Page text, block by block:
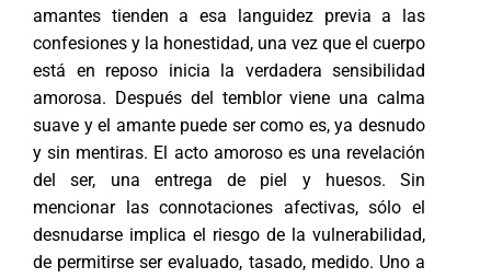
amantes tienden a esa languidez previa a las
confesiones y la honestidad, una vez que el cuerpo
está en reposo inicia la verdadera sensibilidad
amorosa. Después del temblor viene una calma
suave y el amante puede ser como es, ya desnudo
y sin mentiras. El acto amoroso es una revelación
del ser, una entrega de piel y huesos. Sin
mencionar las connotaciones afectivas, sólo el
desnudarse implica el riesgo de la vulnerabilidad,
de permitirse ser evaluado, tasado, medido. Uno a